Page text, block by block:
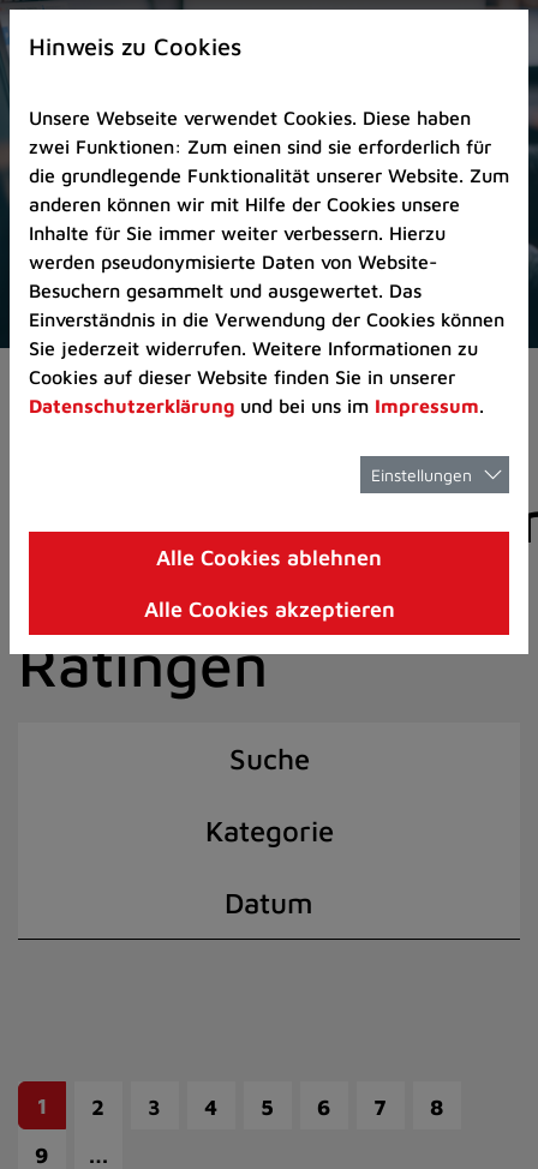
Zur
Startseite
Zum
Seitenanfang
springen
(Schnelltaste
A)
Zur
Navigation/Menü
springen
(Schnelltaste
M)
Zur
8)
I)
Aktuelles Pressemitteilungen
der Stadt
Ratingen
Suche
Kategorie
Datum
1 2 3 4 5 6 7
8
9
…
Hinweis zu Cookies
Unsere Webseite verwendet Cookies. Diese haben
zwei Funktionen: Zum einen sind sie erforderlich für
die grundlegende Funktionalität unserer Website. Zum
anderen können wir mit Hilfe der Cookies unsere
Inhalte für Sie immer weiter verbessern. Hierzu
werden pseudonymisierte Daten von Website-
Besuchern gesammelt und ausgewertet. Das
Einverständnis in die Verwendung der Cookies können
Sie jederzeit widerrufen. Weitere Informationen zu
Cookies auf dieser Website finden Sie in unserer
Datenschutzerklärung und bei uns im Impressum.
Einstellungen
Alle Cookies ablehnen
Alle Cookies akzeptieren